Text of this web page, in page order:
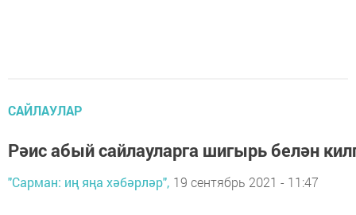
САЙЛАУЛАР
Рәис абый сайлауларга шигырь белән
"Сарман: иң яңа хәбәрләр", 19 сентябрь 2021 - 11:47